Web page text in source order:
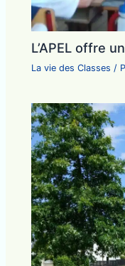
L’APEL offre
La vie des Classes /